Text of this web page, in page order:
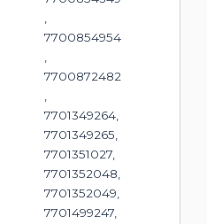
7700854954
7700872482
7701349264,
7701349265,
7701351027,
7701352048,
7701352049,
7701499247,